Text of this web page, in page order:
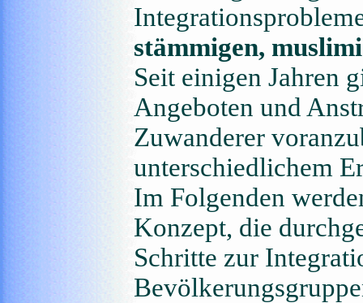
stämmigen,
Seit einigen Jahren
Angeboten und
Zuwanderer
unterschiedlichem
Im Folgenden
Konzept, die
Schritte zur